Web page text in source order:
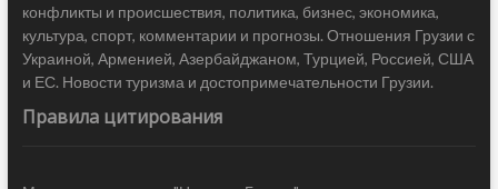
конфликты и происшествия, политика, бизнес, экономика,
культура, спорт, комментарии и прогнозы. Отношения Грузии с
Украиной, Арменией, Азербайджаном, Турцией, Россией, США
и ЕС. Новости туризма и достопримечательности Грузии.
Правила цитирования